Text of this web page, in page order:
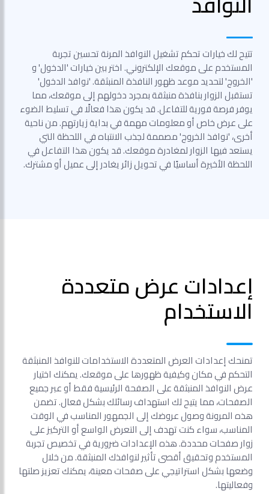
تتيح لك خيارات تحكم تشغيل النوافذ المرنة تحسين تجربة
المستخدم على موقعك الإلكتروني. اختر بين خيارات 'الدخول' و
'الخروج' لتحديد موعد ظهور النافذة المنبثقة. 'نوافذ الدخول'
تستقبل الزوار بنافذة منبثقة بمجرد دخولهم إلى موقعك، مما
يوفر فرصة فورية للتفاعل. قد يكون هذا فعالًا في تسليط الضوء
على عرض خاص أو معلومات مهمة في بداية زيارتهم. من ناحية
أخرى، 'نوافذ الخروج' مصممة لجذب الانتباه في اللحظة التي
يستعد فيها الزوار لمغادرة موقعك. قد يكون هذا التفاعل في
اللحظة الأخيرة أساسيًا في تحويل زائر يغادر إلى عميل أو مشترك.
إعدادات عرض متعددة
الاستخدام
تمنحك إعدادات العرض المتعددة الاستخدامات للنوافذ المنبثقة
التحكم في مكان وكيفية ظهورها على موقعك. يمكنك اختيار
عرض النوافذ المنبثقة على الصفحة الرئيسية فقط أو عبر جميع
الصفحات، مما يتيح لك استهداف رسائلك بشكل فعال. تضمن
هذه المرونة وصول عروضك إلى الجمهور المناسب في الوقت
المناسب، سواء كنت تهدف إلى التعرض الواسع أو التركيز على
زوار صفحات محددة. هذه الإعدادات ضرورية في تخصيص تجربة
المستخدم وتحقيق أقصى تأثير لنوافذك المنبثقة. من خلال
وضعها بشكل استراتيجي على صفحات معينة، يمكنك تعزيز صلتها
وفعاليتها.